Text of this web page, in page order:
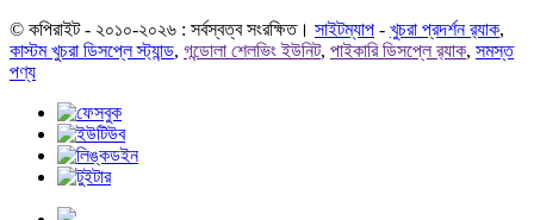
© কপিরাইট - ২০১০-২০২৬ : সর্বস্বত্ব সংরক্ষিত। সাইটম্যাপ - খুচরা প্রদর্শন র‍্যাক,
কাস্টম খুচরা ডিসপ্লে স্ট্যান্ড, গন্ডোলা শেলভিং ইউনিট, পাইকারি ডিসপ্লে র‍্যাক, সমস্ত
পণ্য